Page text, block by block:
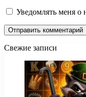
Уведомлять меня о
Свежие записи